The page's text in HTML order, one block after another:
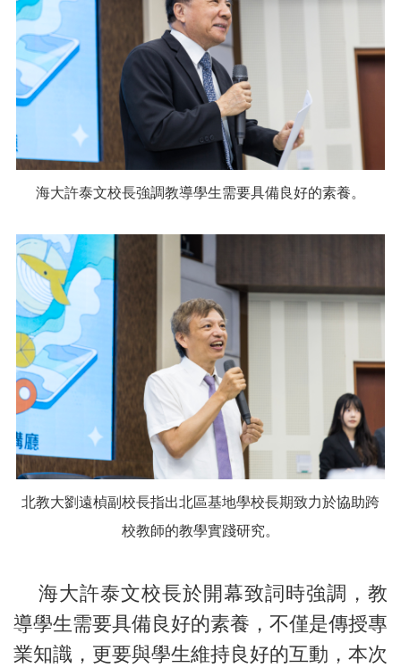
海大許泰文校長強調教導學生需要具備良好的素養。
北教大劉遠楨副校長指出北區基地學校長期致力於協助跨
校教師的教學實踐研究。
海大許泰文校長於開幕致詞時強調，教
導學生需要具備良好的素養，不僅是傳授專
業知識，更要與學生維持良好的互動，本次